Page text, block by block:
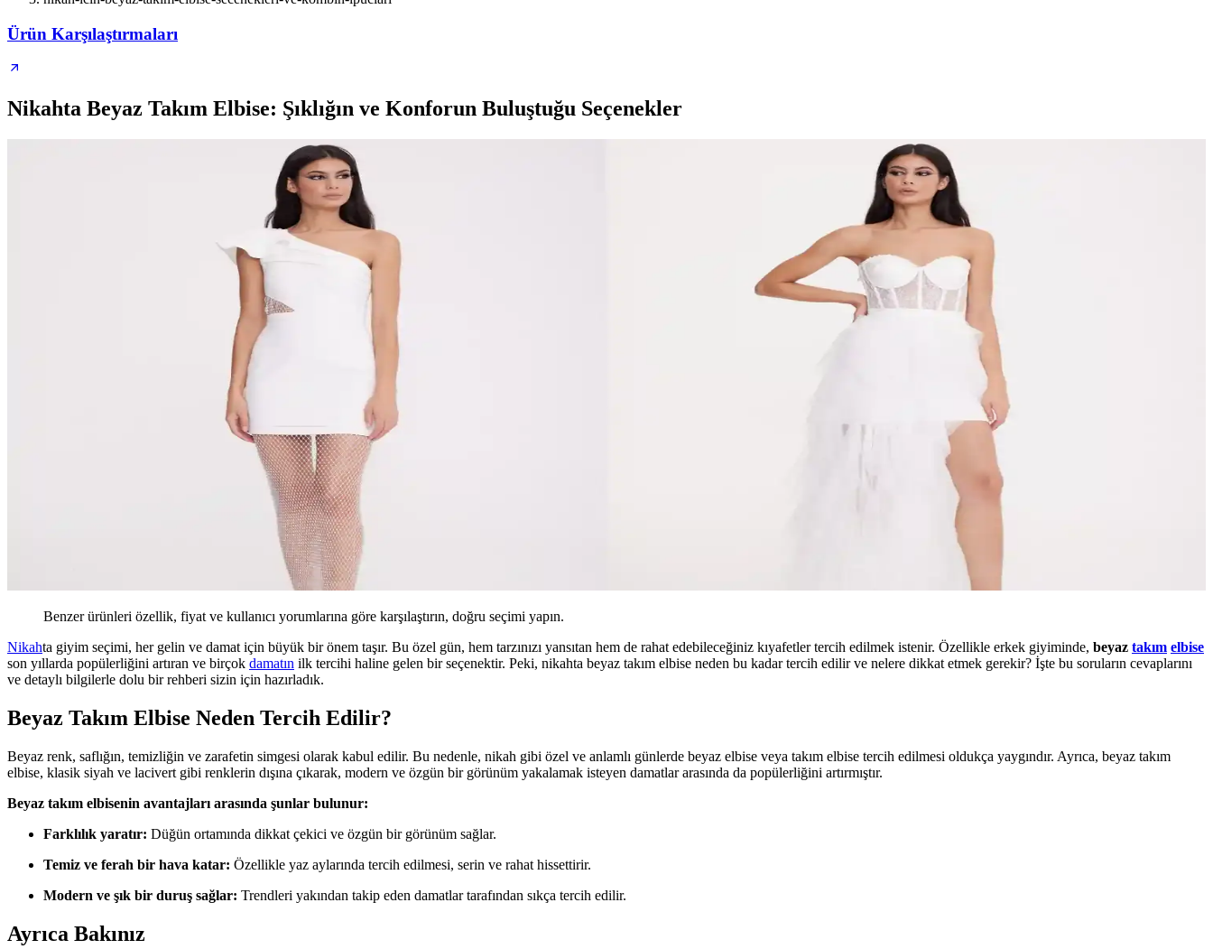
Ürün Karşılaştırmaları
Nikahta Beyaz Takım Elbise: Şıklığın ve Konforun Buluştuğu Seçenekler
Benzer ürünleri özellik, fiyat ve kullanıcı yorumlarına göre karşılaştırın, doğru seçimi yapın.
Nikahta giyim seçimi, her gelin ve damat için büyük bir önem taşır. Bu özel gün, hem tarzınızı yansıtan hem de rahat edebileceğiniz kıyafetler tercih edilmek istenir. Özellikle erkek giyiminde, beyaz takım elbise
son yıllarda popülerliğini artıran ve birçok damatın ilk tercihi haline gelen bir seçenektir. Peki, nikahta beyaz takım elbise neden bu kadar tercih edilir ve nelere dikkat etmek gerekir? İşte bu soruların cevaplarını
ve detaylı bilgilerle dolu bir rehberi sizin için hazırladık.
Beyaz Takım Elbise Neden Tercih Edilir?
Beyaz renk, saflığın, temizliğin ve zarafetin simgesi olarak kabul edilir. Bu nedenle, nikah gibi özel ve anlamlı günlerde beyaz elbise veya takım elbise tercih edilmesi oldukça yaygındır. Ayrıca, beyaz takım
elbise, klasik siyah ve lacivert gibi renklerin dışına çıkarak, modern ve özgün bir görünüm yakalamak isteyen damatlar arasında da popülerliğini artırmıştır.
Beyaz takım elbisenin avantajları arasında şunlar bulunur:
Farklılık yaratır: Düğün ortamında dikkat çekici ve özgün bir görünüm sağlar.
Temiz ve ferah bir hava katar: Özellikle yaz aylarında tercih edilmesi, serin ve rahat hissettirir.
Modern ve şık bir duruş sağlar: Trendleri yakından takip eden damatlar tarafından sıkça tercih edilir.
Ayrıca Bakınız